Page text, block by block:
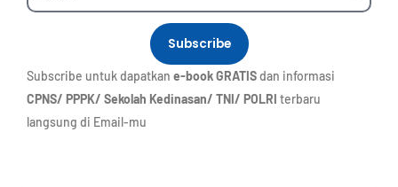
Subscribe
Subscribe untuk dapatkan e-book GRATISdan informasi
CPNS/ PPPK/ Sekolah Kedinasan/ TNI/ POLRI terbaru
langsung di Email-mu